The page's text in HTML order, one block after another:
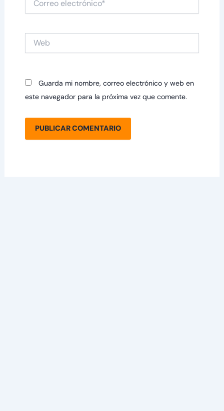
electrónico*
Guarda mi nombre, correo electrónico y web en
este navegador para la próxima vez que comente.